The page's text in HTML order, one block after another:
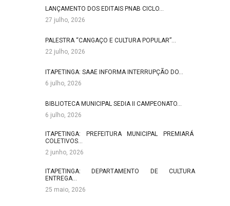
LANÇAMENTO DOS EDITAIS PNAB CICLO…
27 julho, 2026
PALESTRA “CANGAÇO E CULTURA POPULAR”…
22 julho, 2026
ITAPETINGA: SAAE INFORMA INTERRUPÇÃO DO…
6 julho, 2026
BIBLIOTECA MUNICIPAL SEDIA II CAMPEONATO…
6 julho, 2026
ITAPETINGA: PREFEITURA MUNICIPAL PREMIARÁ
COLETIVOS…
2 junho, 2026
ITAPETINGA: DEPARTAMENTO DE CULTURA
ENTREGA…
25 maio, 2026